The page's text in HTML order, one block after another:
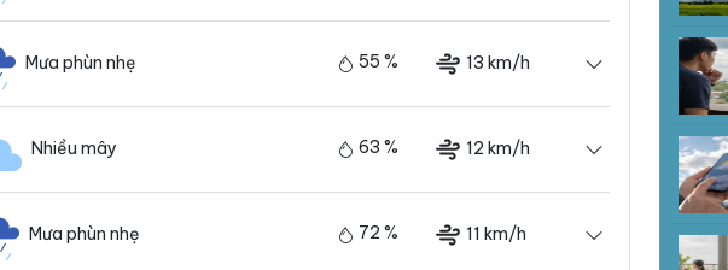
Mưa phùn nhẹ 55 % 13 km/h
Nhiều mây 63 % 12 km/h
Mưa phùn nhẹ 72 % 11 km/h